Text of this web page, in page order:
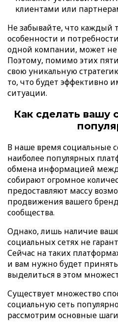
клиентами или
Не забывайте, что каждый
особенности и
одной компании, может не
Поэтому, помимо этих
свою уникальную
то, что будет эффективно
ситуации.
Как сделать вашу
В наше время социальные
наиболее популярных
обмена информацией
собирают огромное
предоставляют массу
продвижения вашего
сообщества.
Однако, лишь наличие
социальных сетях не
Сейчас на таких
и вам нужно будет
выделиться в этом
Существует множество
социальную сеть
рассмотрим основные